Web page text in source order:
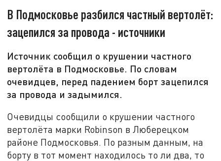
В Подмосковье разбился частный вертолёт:
зацепился за провода - источники
Источник сообщил о крушении частного
вертолёта в Подмосковье. По словам
очевидцев, перед падением борт зацепился
за провода и задымился.
Очевидцы сообщили о крушении частного
вертолёта марки Robinson в Люберецком
районе Подмосковья. По разным данным, на
борту в тот момент находилось то ли два, то